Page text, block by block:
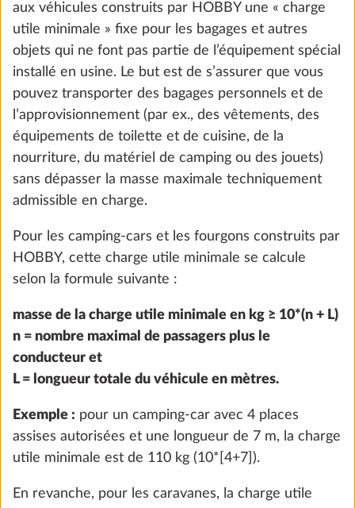
Régulateur de pression de gaz TRUMA
DuoControl, incluant commutation
automatique, capteur d’impact et filtre à
gaz
Plus
Ajouter
aux véhicules construits par HOBBY une « charge
utile minimale » fixe pour les bagages et autres
objets qui ne font pas partie de l’équipement spécial
installé en usine. Le but est de s’assurer que vous
pouvez transporter des bagages personnels et de
l’approvisionnement (par ex., des vêtements, des
équipements de toilette et de cuisine, de la
nourriture, du matériel de camping ou des jouets)
sans dépasser la masse maximale techniquement
admissible en charge.
Pour les camping-cars et les fourgons construits par
HOBBY, cette charge utile minimale se calcule
selon la formule suivante :
masse de la charge utile minimale en kg ≥ 10*(n + L)
n = nombre maximal de passagers plus le
conducteur et
L = longueur totale du véhicule en mètres.
Exemple : pour un camping-car avec 4 places
assises autorisées et une longueur de 7 m, la charge
utile minimale est de 110 kg (10*[4+7]).
En revanche, pour les caravanes, la charge utile